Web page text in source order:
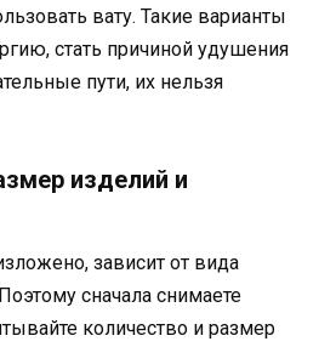
вату. Такие варианты
стать причиной удушения
пути, их нельзя
изделий и
зависит от вида
сначала снимаете
количество и размер